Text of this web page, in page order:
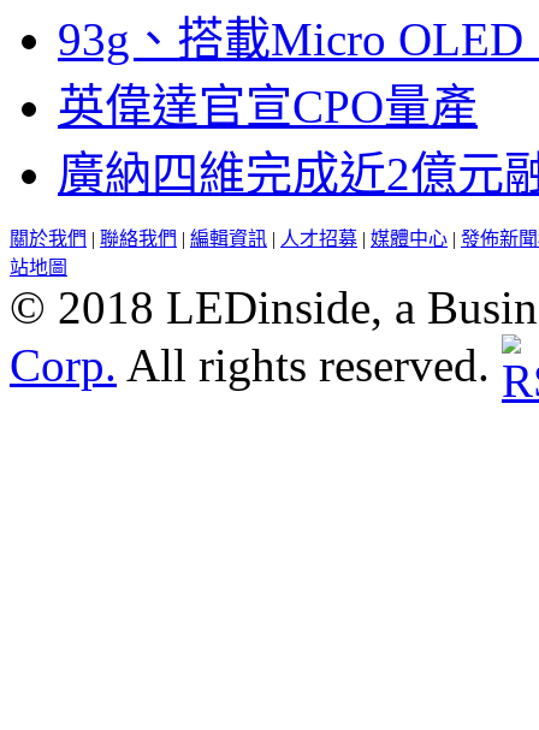
93g、搭載Micro
英偉達官宣CPO量產
廣納四維完成近2億元
關於我們 | 聯絡我們 | 編輯資訊 | 人才招募 | 媒體中心 | 發佈新
站地圖
© 2018 LEDinside, a
Corp. All rights reserved.